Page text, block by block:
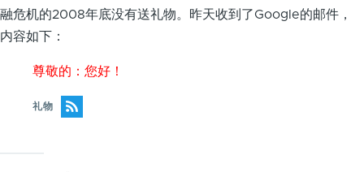
融危机的2008年底没有送礼物。昨天收到了Google的邮件，
内容如下：
尊敬的：您好！
礼物